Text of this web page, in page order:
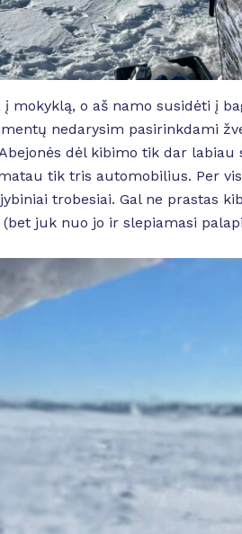
mokyklą, o aš namo susidėti į
nedarysim pasirinkdami
dėl kibimo tik dar
tik tris automobilius. Per
trobesiai. Gal ne prastas
juk nuo jo ir slepiamasi